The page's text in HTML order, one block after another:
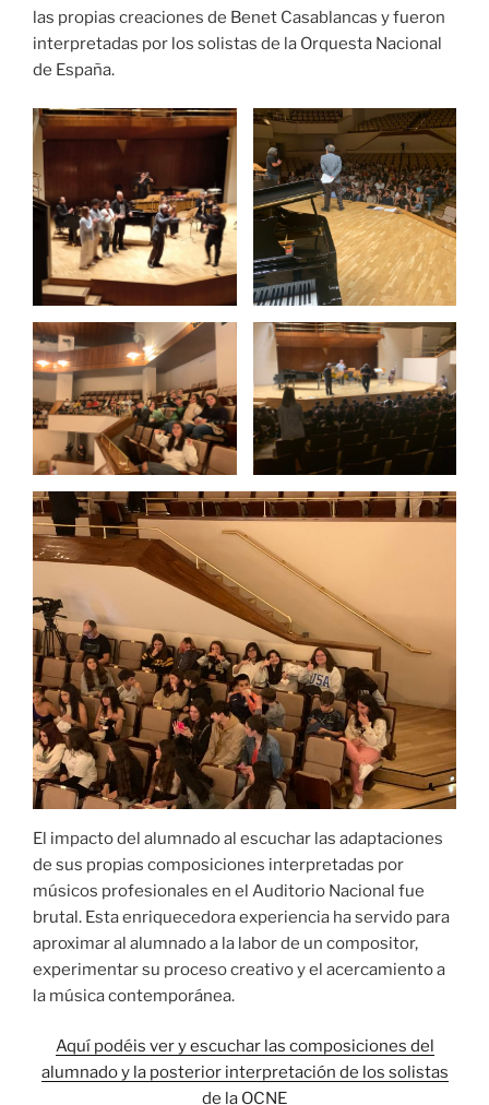
las propias creaciones de Benet Casablancas y fueron
interpretadas por los solistas de la Orquesta Nacional
de España.
El impacto del alumnado al escuchar las adaptaciones
de sus propias composiciones interpretadas por
músicos profesionales en el Auditorio Nacional fue
brutal. Esta enriquecedora experiencia ha servido para
aproximar al alumnado a la labor de un compositor,
experimentar su proceso creativo y el acercamiento a
la música contemporánea.
Aquí podéis ver y escuchar las composiciones del
alumnado y la posterior interpretación de los solistas
de la OCNE